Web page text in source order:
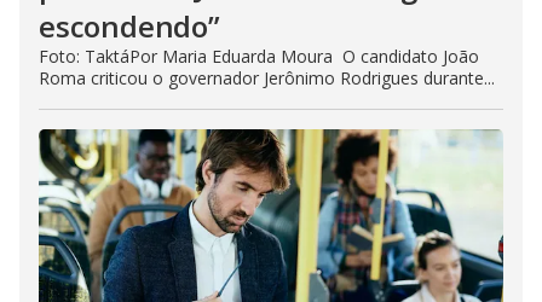
escondendo”
Foto: TaktáPor Maria Eduarda Moura O candidato João
Roma criticou o governador Jerônimo Rodrigues durante...